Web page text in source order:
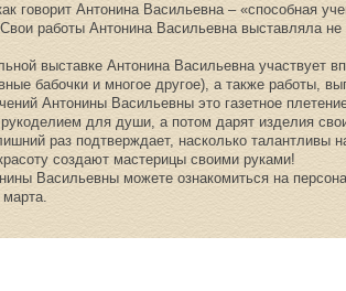
говорит Антонина Васильевна – «способная
работы Антонина Васильевна выставляла
выставке Антонина Васильевна участвует
бабочки и многое другое), а также работы,
Антонины Васильевны это газетное
для души, а потом дарят изделия
раз подтверждает, насколько
создают мастерицы своими руками!
Васильевны можете ознакомиться на